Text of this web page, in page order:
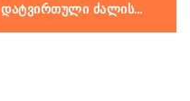
დატვირთული ძალის
ტრენაჟორების სავარჯიშო